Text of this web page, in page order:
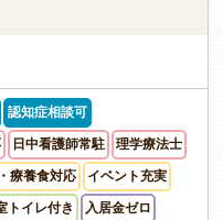
認知症相談可
日中看護師常駐 理学療法士
療養食対応 イベント充実
トイレ付き 入居金ゼロ